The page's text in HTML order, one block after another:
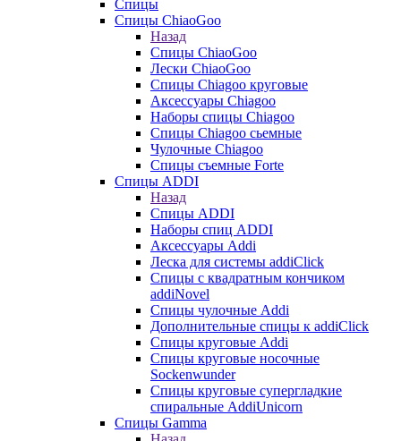
Спицы
Спицы ChiaoGoo
Назад
Спицы ChiaoGoo
Лески ChiaoGoo
Cпицы Сhiagoo круговые
Аксессуары Chiagoo
Наборы спицы Chiagoo
Спицы Chiagoo сьемные
Чулочные Chiagoo
Спицы съемные Forte
Спицы ADDI
Назад
Спицы ADDI
Наборы спиц ADDI
Аксессуары Addi
Леска для системы addiClick
Спицы с квадратным кончиком
addiNovel
Спицы чулочные Addi
Дополнительные спицы к addiClick
Спицы круговые Addi
Спицы круговые носочные
Sockenwunder
Спицы круговые супергладкие
спиральные AddiUnicorn
Спицы Gamma